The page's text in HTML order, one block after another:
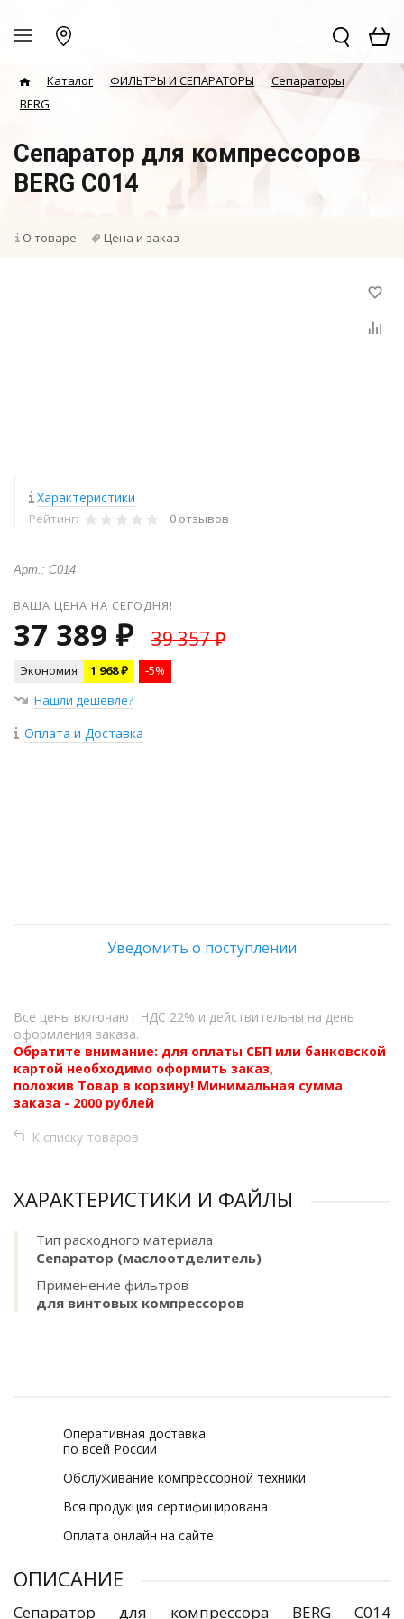
Каталог ФИЛЬТРЫ И СЕПАРАТОРЫ
Сепараторы
BERG
Сепаратор для компрессоров
BERG C014
О товаре Цена и заказ
Характеристики
Рейтинг: 0 отзывов
Арт.: C014
ВАША ЦЕНА НА СЕГОДНЯ!
37 389 ₽ 39 357 ₽
Экономия 1 968 ₽
-5%
Нашли дешевле?
Оплата и Доставка
Уведомить о поступлении
Все цены включают НДС 22% и действительны на день
оформления заказа.
Обратите внимание: для оплаты СБП или банковской
картой необходимо оформить заказ,
положив Товар в корзину! Минимальная сумма
заказа - 2000 рублей
К списку товаров
ХАРАКТЕРИСТИКИ И ФАЙЛЫ
Тип расходного материала
Сепаратор (маслоотделитель)
Применение фильтров
для винтовых компрессоров
Оперативная доставка
по всей России
Обслуживание компрессорной техники
Вся продукция сертифицирована
Оплата онлайн на сайте
ОПИСАНИЕ
Сепаратор для компрессора BERG C014